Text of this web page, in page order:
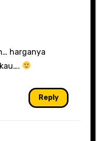
harganya
Reply